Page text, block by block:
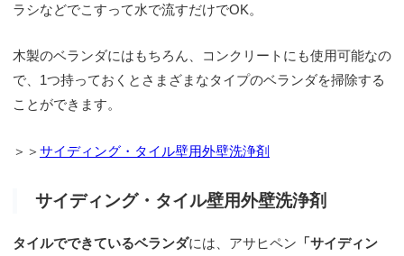
ラシなどでこすって水で流すだけでOK。
木製のベランダにはもちろん、コンクリートにも使用可能なの
で、1つ持っておくとさまざまなタイプのベランダを掃除する
ことができます。
＞＞ サイディング・タイル壁用外壁洗浄剤
サイディング・タイル壁用外壁洗浄剤
タイルでできているベランダには、アサヒペン 「サイディン